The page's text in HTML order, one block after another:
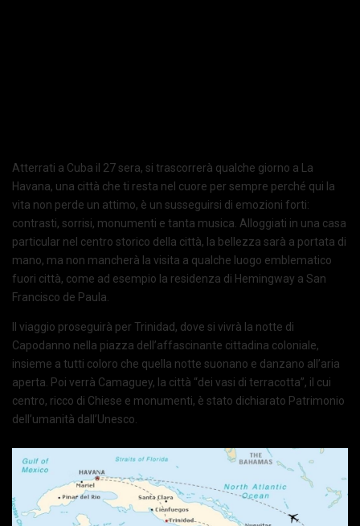
Atterrati a Cuba il 27 sera, si trascorrerà qualche giorno a La
Havana, una città che ti resta nel cuore per sempre perché qui la
vita non perde un attimo, è un susseguirsi di emozioni forti:
contrasti, sorrisi, monumenti e tanta musica. Alloggiati in una casa
particular nel centro storico della città, la bellezza sarà a portata di
mano, ma non mancherà la visita a qualche luogo emblematico
fuori città, come ad esempio la residenza di Hemingway a San
Francisco de Paula.
Il viaggio proseguirà per Trinidad, dove si vivrà la notte di
Capodanno nella piazza dell’affascinante cittadina coloniale,
insieme a tutti coloro che quella notte suonano e danzano all’aria
aperta. Poi verrà Camaguey, la città “dei vasi di terracotta”, il cui
centro, ricco di Chiese e monumenti, è stato dichiarato Patrimonio
dell’umanità dall’Unesco.